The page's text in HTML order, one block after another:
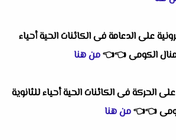
على الدعامة فى الكائنات الحية أحياء
الكومى👈
👈من هنا
على الحركة فى الكائنات الحية أحياء للثانوية
👈
👈من هنا